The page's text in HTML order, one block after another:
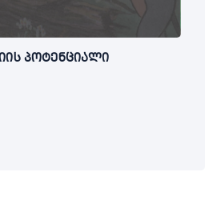
პოტენციალი